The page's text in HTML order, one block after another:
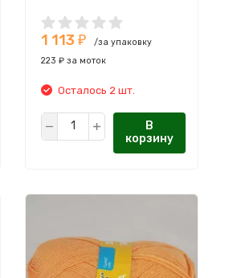
Производитель:
СЕМЕНОВСКАЯ ПРЯЖА
1 113 ₽
/за упаковку
223 ₽ за моток
Осталось 2 шт.
В
корзину